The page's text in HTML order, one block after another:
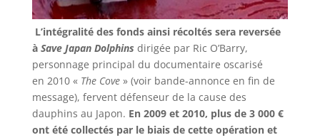
L’intégralité des fonds ainsi récoltés sera reversée
à Save Japan Dolphins dirigée par Ric O’Barry,
personnage principal du documentaire oscarisé
en 2010 « The Cove» (voir bande-annonce en fin de
message), fervent défenseur de la cause des
dauphins au Japon. En 2009 et 2010, plus de 3 000 €
ont été collectés par le biais de cette opération et